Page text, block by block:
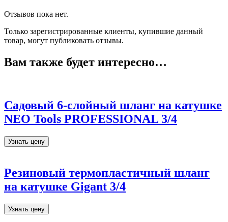
Отзывов пока нет.
Только зарегистрированные клиенты, купившие данный
товар, могут публиковать отзывы.
Вам также будет интересно…
Садовый 6-слойный шланг на катушке
NEO Tools PROFESSIONAL 3/4
Узнать цену
Резиновый термопластичный шланг
на катушке Gigant 3/4
Узнать цену